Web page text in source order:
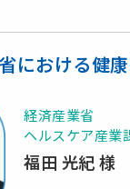
における健
経済産業省
ヘルスケア産
福田 光紀 様